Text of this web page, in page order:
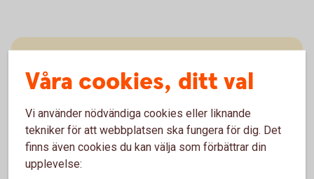
Stäng kort
tillfälligt
Våra cookies, ditt val
Vi använder nödvändiga cookies eller liknande
tekniker för att webbplatsen ska fungera för dig. Det
finns även cookies du kan välja som förbättrar din
upplevelse: